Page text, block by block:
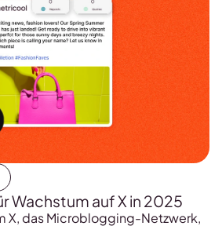
Wachstum auf X in 2025
X, das Microblogging-Netzwerk,